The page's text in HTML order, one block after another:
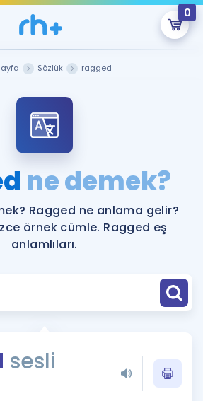
0
ÜYE DEĞİLİM
Şu An Boş.
hazırlayacak onlarca eğitim seni
bekliyor!
Sözlük ragged
ne demek?
Ragged ne anlama gelir?
örnek cümle. Ragged eş
anlamlıları.
sesli